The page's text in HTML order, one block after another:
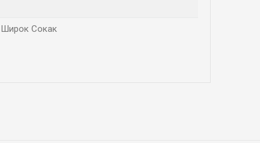
Широк Сокак